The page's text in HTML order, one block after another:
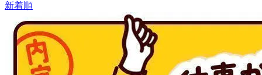
新着順